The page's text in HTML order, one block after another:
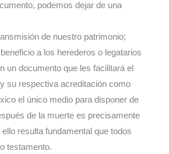
podemos dejar de una
de nuestro patrimonio;
a los herederos o legatarios
un documento que les facilitará el
su respectiva acreditación como
el único medio para disponer de
de la muerte es precisamente
resulta fundamental que todos
testamento.